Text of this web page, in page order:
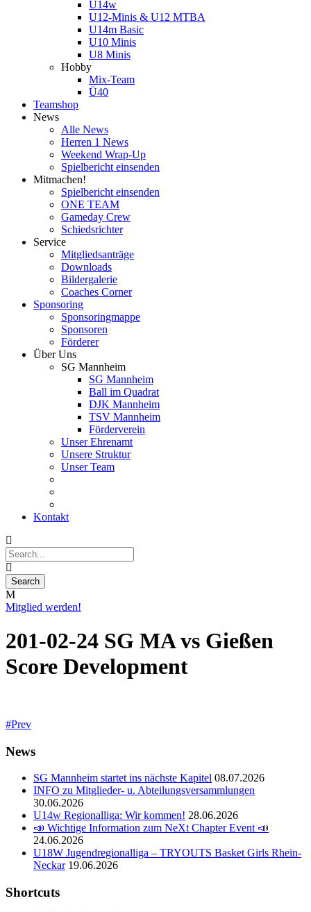
U14w
U12-Minis & U12 MTBA
U14m Basic
U10 Minis
U8 Minis
Hobby
Mix-Team
Ü40
Teamshop
News
Alle News
Herren 1 News
Weekend Wrap-Up
Spielbericht einsenden
Mitmachen!
Spielbericht einsenden
ONE TEAM
Gameday Crew
Schiedsrichter
Service
Mitgliedsanträge
Downloads
Bildergalerie
Coaches Corner
Sponsoring
Sponsoringmappe
Sponsoren
Förderer
Über Uns
SG Mannheim
SG Mannheim
Ball im Quadrat
DJK Mannheim
TSV Mannheim
Förderverein
Unser Ehrenamt
Unsere Struktur
Unser Team
Kontakt
Mitglied werden!
201-02-24 SG MA vs Gießen
Score Development
Prev
News
SG Mannheim startet ins nächste Kapitel 08.07.2026
INFO zu Mitglieder- u. Abteilungsversammlungen
30.06.2026
U14w Regionalliga: Wir kommen! 28.06.2026
📣 Wichtige Information zum NeXt Chapter Event 📣
24.06.2026
U18W Jugendregionalliga – TRYOUTS Basket Girls Rhein-
Neckar 19.06.2026
Shortcuts